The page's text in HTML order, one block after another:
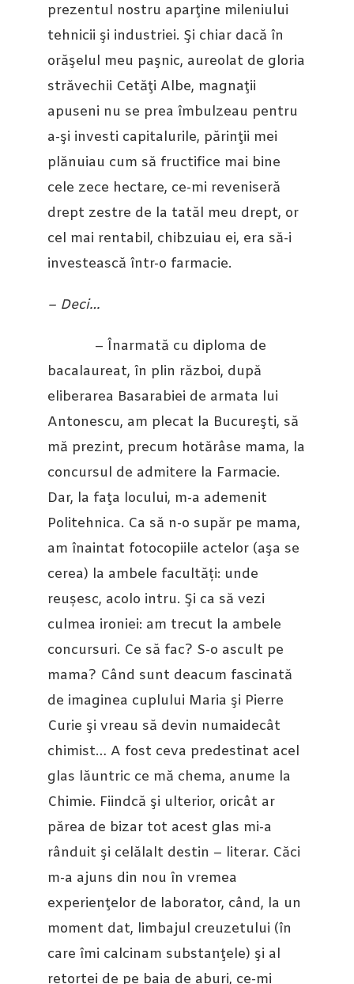
prezentul nostru aparţine mileniului
tehnicii şi industriei. Şi chiar dacă în
orăşelul meu paşnic, aureolat de gloria
străvechii Cetăţi Albe, magnaţii
apuseni nu se prea îmbulzeau pentru
a-şi investi capitalurile, părinţii mei
plănuiau cum să fructifice mai bine
cele zece hectare, ce-mi reveniseră
drept zestre de la tatăl meu drept, or
cel mai rentabil, chibzuiau ei, era să-i
investească într-o farmacie.
– Deci…
– Înarmată cu diploma de
bacalaureat, în plin război, după
eliberarea Basarabiei de armata lui
Antonescu, am plecat la Bucureşti, să
mă prezint, precum hotărâse mama, la
concursul de admitere la Farmacie.
Dar, la faţa locului, m-a ademenit
Politehnica. Ca să n-o supăr pe mama,
am înaintat fotocopiile actelor (aşa se
cerea) la ambele facultăți: unde
reușesc, acolo intru. Şi ca să vezi
culmea ironiei: am trecut la ambele
concursuri. Ce să fac? S-o ascult pe
mama? Când sunt deacum fascinată
de imaginea cuplului Maria şi Pierre
Curie şi vreau să devin numaidecât
chimist… A fost ceva predestinat acel
glas lăuntric ce mă chema, anume la
Chimie. Fiindcă şi ulterior, oricât ar
părea de bizar tot acest glas mi-a
rânduit şi celălalt destin – literar. Căci
m-a ajuns din nou în vremea
experienţelor de laborator, când, la un
moment dat, limbajul creuzetului (în
care îmi calcinam substanţele) şi al
retortei de pe baia de aburi, ce-mi